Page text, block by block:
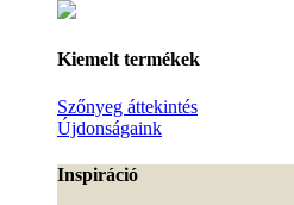
Kiemelt termékek
Szőnyeg áttekintés
Újdonságaink
Inspiráció